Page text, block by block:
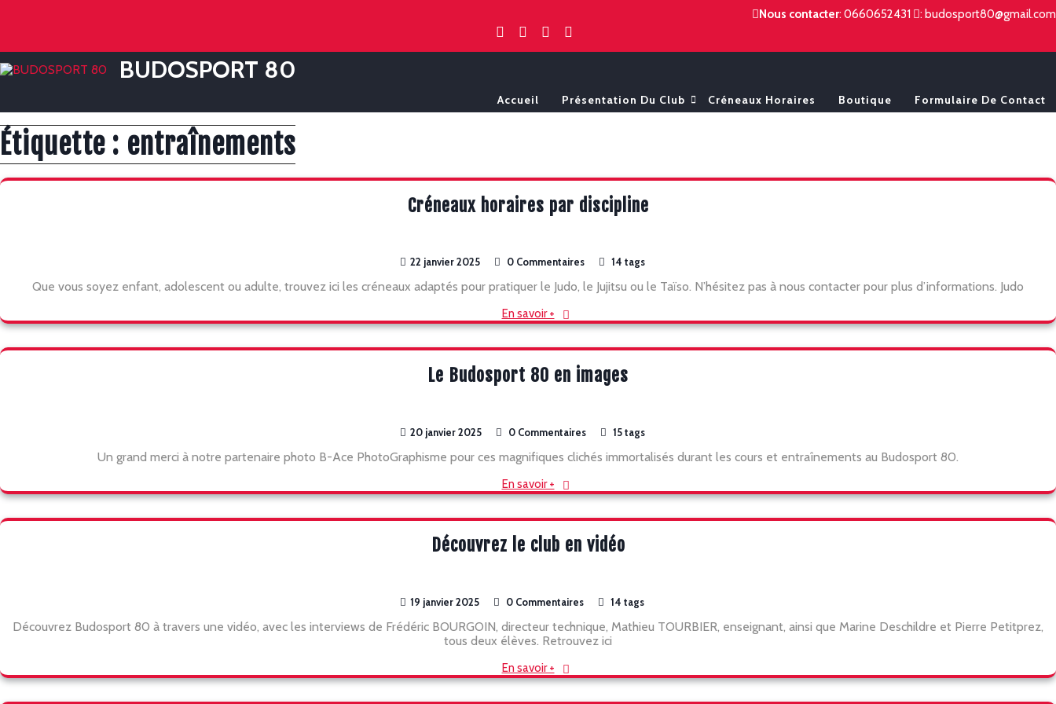
Nous contacter: 0660652431 : budosport80@gmail.com
BUDOSPORT 80
Accueil Présentation Du Club Créneaux Horaires Boutique Formulaire De Contact
Étiquette : entraînements
Créneaux horaires par discipline
22 janvier 2025 0 Commentaires 14 tags
Que vous soyez enfant, adolescent ou adulte, trouvez ici les créneaux adaptés pour pratiquer le Judo, le Jujitsu ou le Taïso. N’hésitez pas à nous contacter pour plus d’informations. Judo
En savoir +
Le Budosport 80 en images
20 janvier 2025 0 Commentaires 15 tags
Un grand merci à notre partenaire photo B-Ace PhotoGraphisme pour ces magnifiques clichés immortalisés durant les cours et entraînements au Budosport 80.
En savoir +
Découvrez le club en vidéo
19 janvier 2025 0 Commentaires 14 tags
Découvrez Budosport 80 à travers une vidéo, avec les interviews de Frédéric BOURGOIN, directeur technique, Mathieu TOURBIER, enseignant, ainsi que Marine Deschildre et Pierre Petitprez,
tous deux élèves. Retrouvez ici
En savoir +